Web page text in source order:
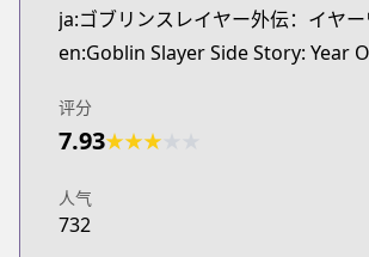
ja:ゴブリンスレイヤー外伝：イヤ
en:Goblin Slayer Side Story: Year
评分
7.93★★★
人气
732